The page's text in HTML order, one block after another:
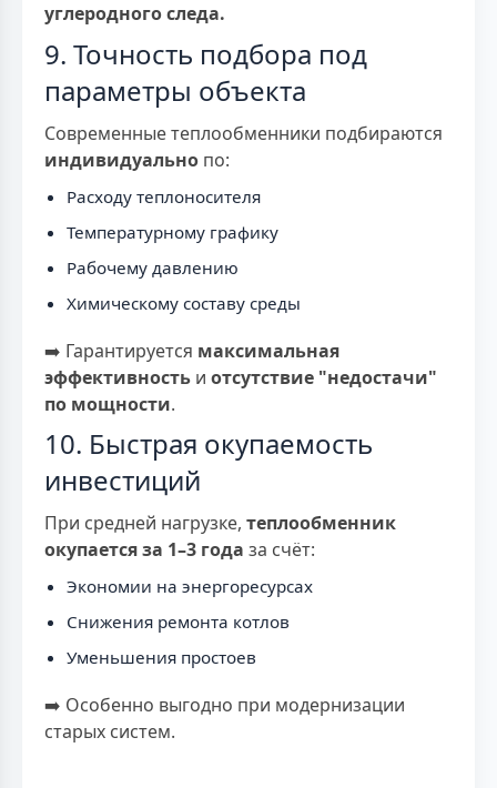
углеродного следа.
9. Точность подбора под
параметры объекта
Современные теплообменники подбираются
индивидуально по:
Расходу теплоносителя
Температурному графику
Рабочему давлению
Химическому составу среды
➡️ Гарантируется максимальная
эффективность и отсутствие "недостачи"
по мощности.
10. Быстрая окупаемость
инвестиций
При средней нагрузке, теплообменник
окупается за 1–3 года за счёт:
Экономии на энергоресурсах
Снижения ремонта котлов
Уменьшения простоев
➡️ Особенно выгодно при модернизации
старых систем.